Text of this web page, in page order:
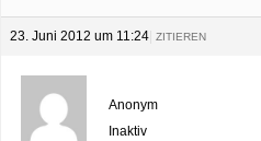
23. Juni 2012 um 11:24 ZITIEREN
Anonym
Inaktiv